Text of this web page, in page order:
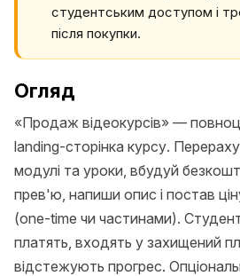
студентським доступом і
після покупки.
Огляд
«Продаж відеокурсів» —
landing-сторінка курсу.
модулі та уроки, вбудуй
прев'ю, напиши опис і постав
(one-time чи частинами).
платять, входять у захищений
відстежують прогрес.